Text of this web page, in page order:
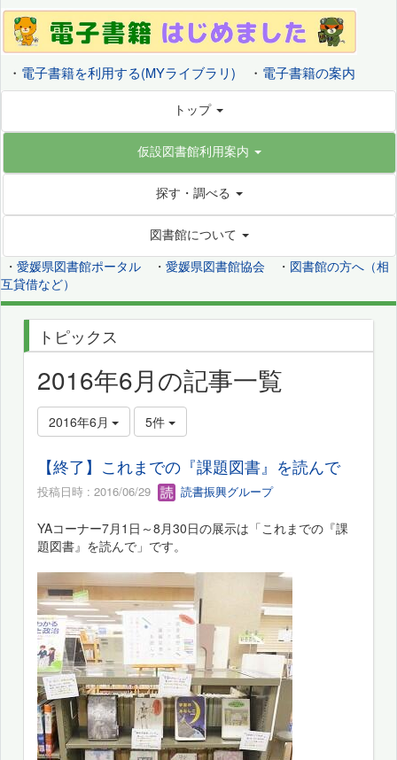
・ 電子書籍を利用する(MYライブラリ) ・ 電子書籍の案内
トップ
仮設図書館利用案内
探す・調べる
図書館について
・ 愛媛県図書館ポータル ・ 愛媛県図書館協会 ・ 図書館の方へ（相
互貸借など）
トピックス
2016年6月の記事一覧
2016年6月 5件
【終了】これまでの『課題図書』を読んで
投稿日時 : 2016/06/29 読書振興グループ
YAコーナー7月1日～8月30日の展示は「これまでの『課
題図書』を読んで」です。